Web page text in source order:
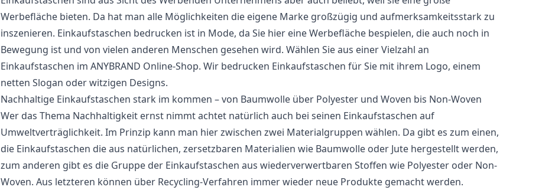
Werbefläche bieten. Da hat man alle Möglichkeiten die eigene Marke großzügig und aufmerksamkeitsstark zu
inszenieren. Einkaufstaschen bedrucken ist in Mode, da Sie hier eine Werbefläche bespielen, die auch noch in
Bewegung ist und von vielen anderen Menschen gesehen wird. Wählen Sie aus einer Vielzahl an
Einkaufstaschen im ANYBRAND Online-Shop. Wir bedrucken Einkaufstaschen für Sie mit ihrem Logo, einem
netten Slogan oder witzigen Designs.
Nachhaltige Einkaufstaschen stark im kommen – von Baumwolle über Polyester und Woven bis Non-Woven
Wer das Thema Nachhaltigkeit ernst nimmt achtet natürlich auch bei seinen Einkaufstaschen auf
Umweltverträglichkeit. Im Prinzip kann man hier zwischen zwei Materialgruppen wählen. Da gibt es zum einen,
die Einkaufstaschen die aus natürlichen, zersetzbaren Materialien wie Baumwolle oder Jute hergestellt werden,
zum anderen gibt es die Gruppe der Einkaufstaschen aus wiederverwertbaren Stoffen wie Polyester oder Non-
Woven. Aus letzteren können über Recycling-Verfahren immer wieder neue Produkte gemacht werden.